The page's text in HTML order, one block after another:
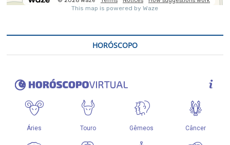
HORÓSCOPO